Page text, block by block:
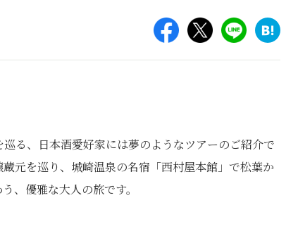
る、
日本酒愛好家には夢のようなツアーのご紹介で
元を巡り、城崎温泉の名宿「西村屋本館」で松葉か
、優雅な大人の旅です。